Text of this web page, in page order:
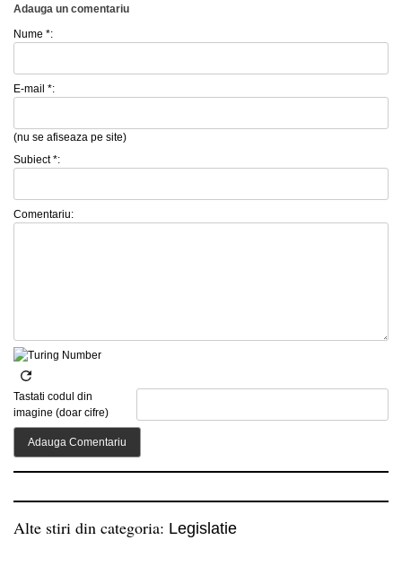
Adauga un comentariu
Nume *:
E-mail *:
(nu se afiseaza pe site)
Subiect *:
Comentariu:
Tastati codul din
imagine (doar cifre)
Alte stiri din categoria: Legislatie